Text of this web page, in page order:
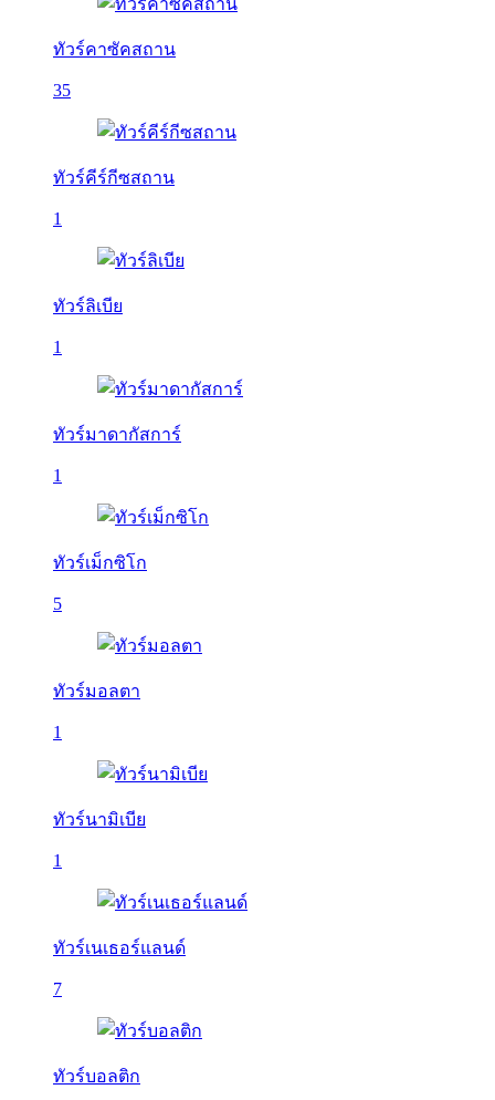
ทัวร์คาซัคสถาน
35
ทัวร์คีร์กีซสถาน
1
ทัวร์ลิเบีย
1
ทัวร์มาดากัสการ์
1
ทัวร์เม็กซิโก
5
ทัวร์มอลตา
1
ทัวร์นามิเบีย
1
ทัวร์เนเธอร์แลนด์
7
ทัวร์บอลติก